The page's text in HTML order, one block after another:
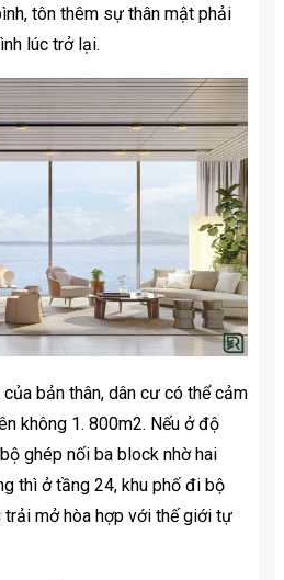
tôn thêm sự thân mật phải
lúc trở lại.
bản thân, dân cư có thể cảm
không 1. 800m2. Nếu ở độ
ghép nối ba block nhờ hai
thì ở tầng 24, khu phố đi bộ
trải mở hòa hợp với thế giới tự